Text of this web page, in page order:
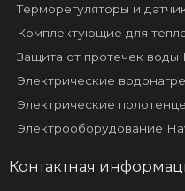
Терморегуляторы и
Комплектующие для
Защита от протечек воды
Электрические
Электрические
Электрооборудование
Контактная